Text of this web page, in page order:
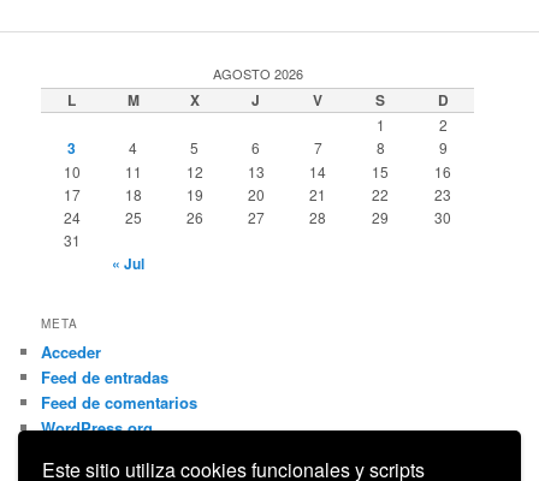
Este sitio utiliza cookies funcionales y scripts
AGOSTO 2026
L M X J V S D
1 2
3 4 5 6 7 8
9
10
11 12 13 14 15
16
17
18 19 20 21 22
23
24
25 26 27 28 29
30
31
« Jul
META
Acceder
Feed de entradas
Feed de comentarios
WordPress.org